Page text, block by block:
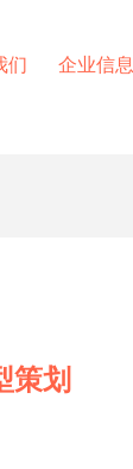
们 企业信息
策划